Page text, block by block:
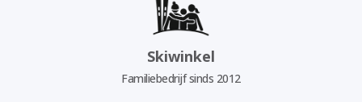
Skiwinkel
Familiebedrijf sinds 2012